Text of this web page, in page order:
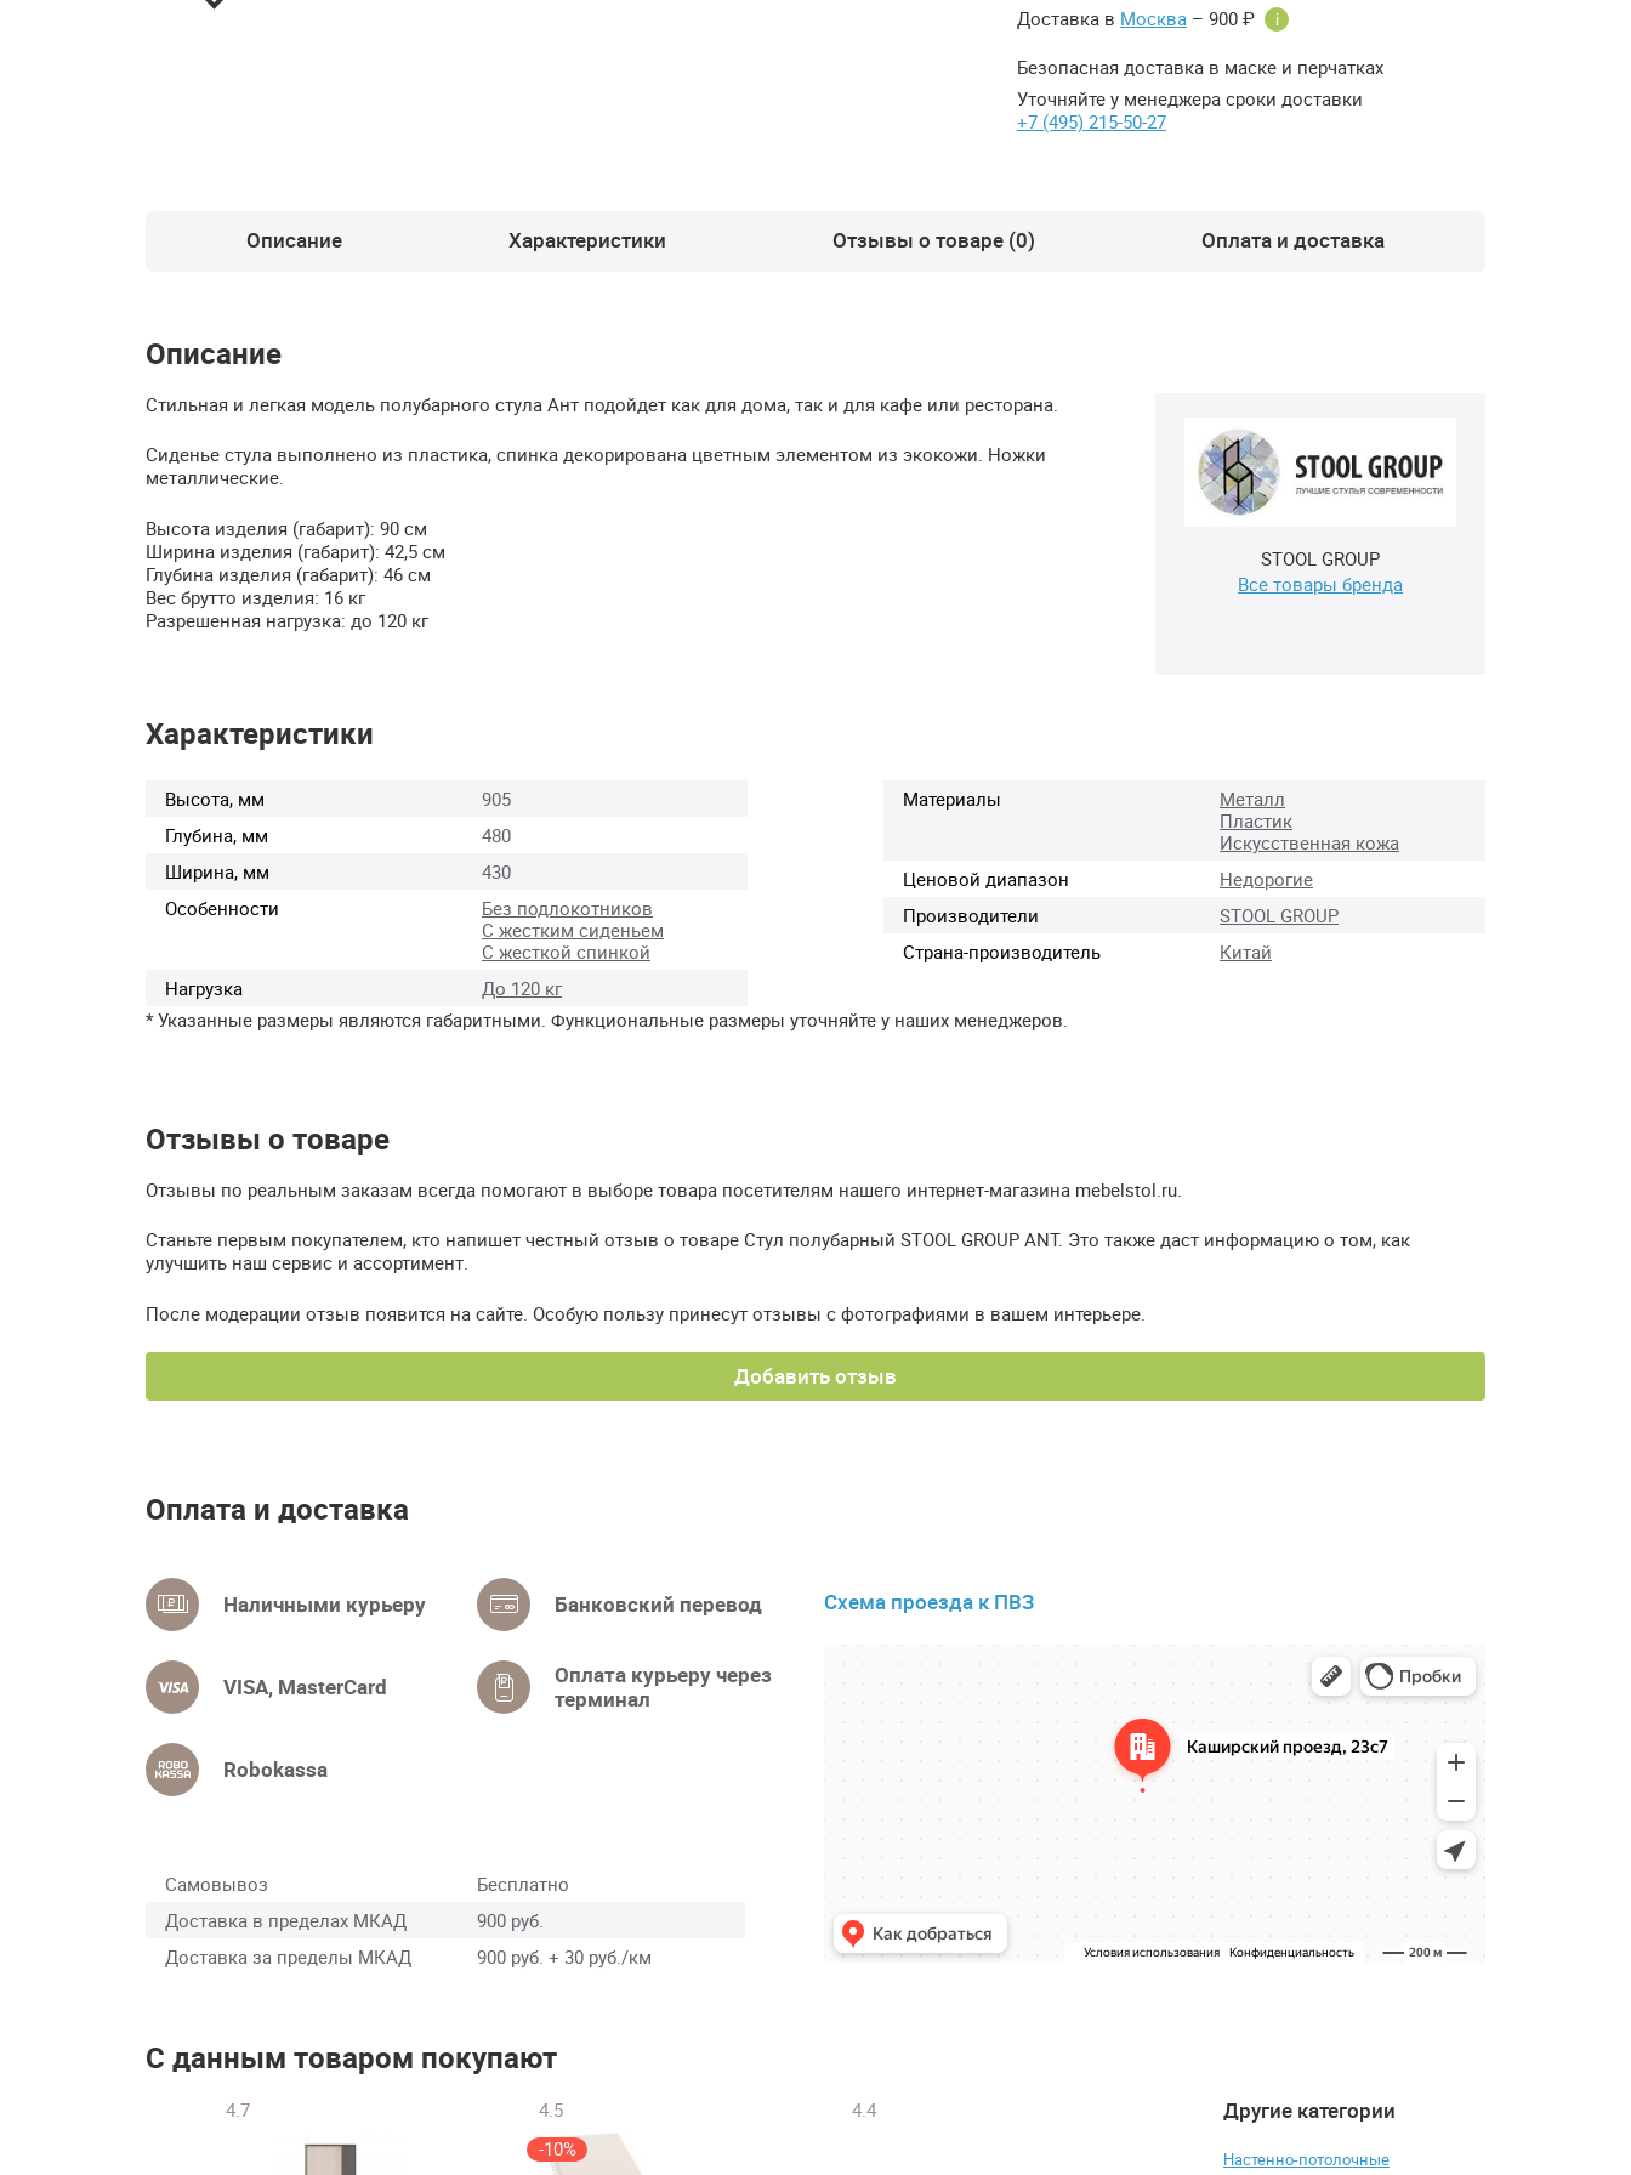
Доставка в Москва – 900 ₽ i
Безопасная доставка в маске и перчатках
Уточняйте у менеджера сроки доставки
+7 (495) 215-50-27
Описание Характеристики Отзывы о товаре (0) Оплата и доставка
Описание
STOOL GROUP
Все товары бренда
Стильная и легкая модель полубарного стула Ант подойдет как для дома, так и для кафе или ресторана.
Сиденье стула выполнено из пластика, спинка декорирована цветным элементом из экокожи. Ножки
металлические.
Высота изделия (габарит): 90 см
Ширина изделия (габарит): 42,5 см
Глубина изделия (габарит): 46 см
Вес брутто изделия: 16 кг
Разрешенная нагрузка: до 120 кг
Характеристики
Высота, мм
905
Глубина, мм
480
Ширина, мм
430
Особенности
Без подлокотников
С жестким сиденьем
С жесткой спинкой
Нагрузка
До 120 кг
Материалы
Металл
Пластик
Искусственная кожа
Ценовой диапазон
Недорогие
Производители
STOOL GROUP
Страна-производитель
Китай
* Указанные размеры являются габаритными. Функциональные размеры уточняйте у наших менеджеров.
Отзывы о товаре
Отзывы по реальным заказам всегда помогают в выборе товара посетителям нашего интернет-магазина mebelstol.ru.
Станьте первым покупателем, кто напишет честный отзыв о товаре Стул полубарный STOOL GROUP ANT. Это также даст информацию о том, как
улучшить наш сервис и ассортимент.
После модерации отзыв появится на сайте. Особую пользу принесут отзывы с фотографиями в вашем интерьере.
Добавить отзыв
Оплата и доставка
Наличными курьеру Банковский перевод
VISA, MasterCard
Оплата курьеру через
терминал
Robokassa
Самовывоз
Бесплатно
Доставка в пределах МКАД
900 руб.
Доставка за пределы МКАД
900 руб. + 30 руб./км
Схема проезда к ПВЗ
С данным товаром покупают
Другие категории
Настенно-потолочные
4.7
4.5
-10%
4.4